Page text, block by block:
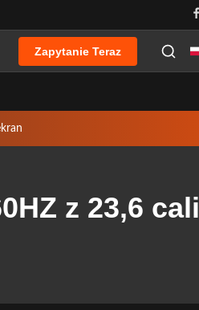
Zapytanie Teraz
z 23,6 cali